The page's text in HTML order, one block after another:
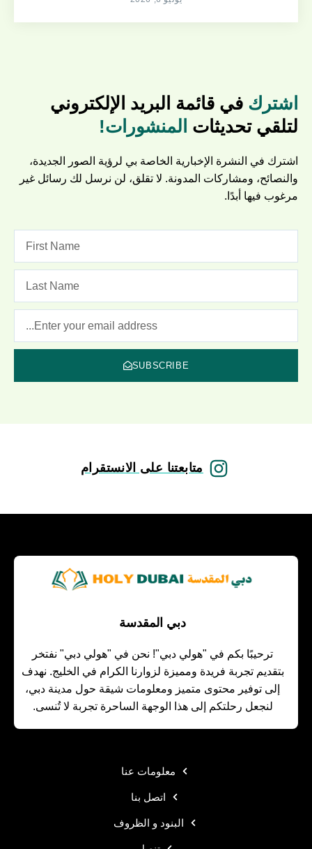
اشترك في قائمة البريد الإلكتروني
لتلقي تحديثات المنشورات!
اشترك في النشرة الإخبارية الخاصة بي لرؤية الصور الجديدة،
والنصائح، ومشاركات المدونة. لا تقلق، لن نرسل لك رسائل غير
مرغوب فيها أبدًا.
SUBSCRIBE
متابعتنا على الانستقرام
دبي المقدسة
ترحيبًا بكم في "هولي دبي"! نحن في "هولي دبي" نفتخر
بتقديم تجربة فريدة ومميزة لزوارنا الكرام في الخليج. نهدف
إلى توفير محتوى متميز ومعلومات شيقة حول مدينة دبي،
لنجعل رحلتكم إلى هذا الوجهة الساحرة تجربة لا تُنسى.
معلومات عنا
اتصل بنا
البنود و الظروف